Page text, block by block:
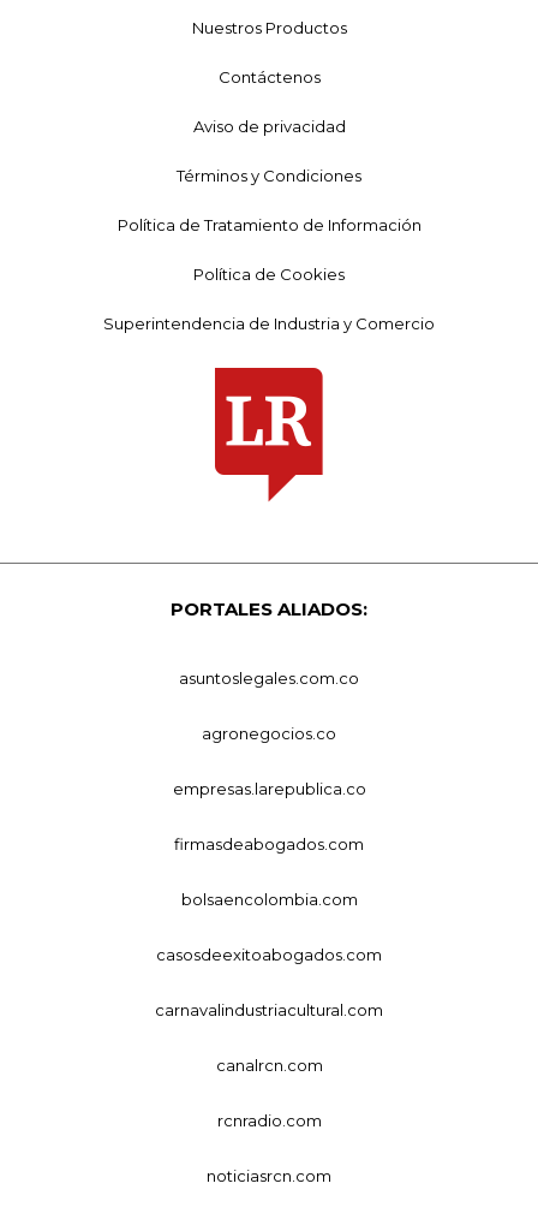
Nuestros Productos
Contáctenos
Aviso de privacidad
Términos y Condiciones
Política de Tratamiento de Información
Política de Cookies
Superintendencia de Industria y Comercio
PORTALES ALIADOS:
asuntoslegales.com.co
agronegocios.co
empresas.larepublica.co
firmasdeabogados.com
bolsaencolombia.com
casosdeexitoabogados.com
carnavalindustriacultural.com
canalrcn.com
rcnradio.com
noticiasrcn.com